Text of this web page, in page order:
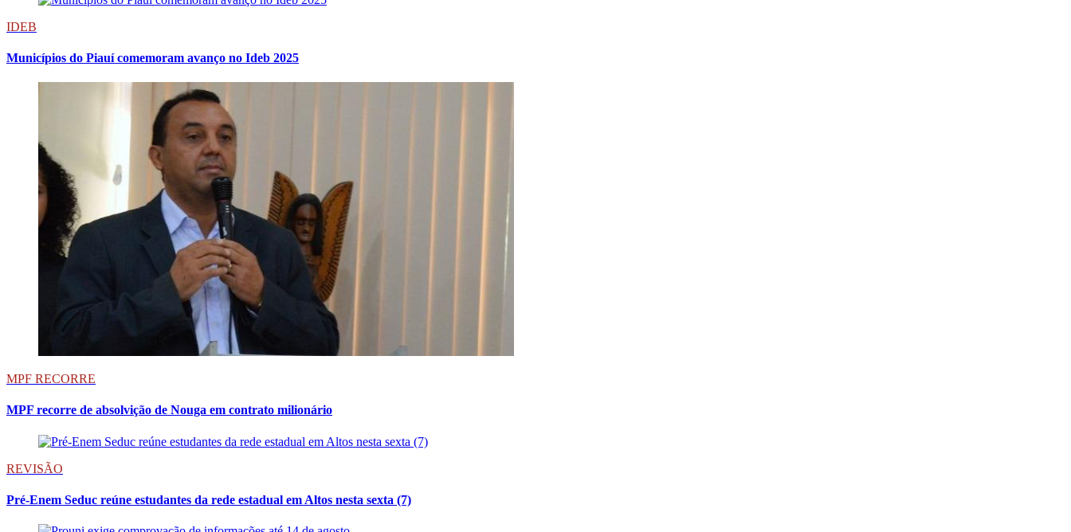
IDEB
Municípios do Piauí comemoram avanço no Ideb 2025
MPF RECORRE
MPF recorre de absolvição de Nouga em contrato milionário
REVISÃO
Pré-Enem Seduc reúne estudantes da rede estadual em Altos nesta sexta (7)